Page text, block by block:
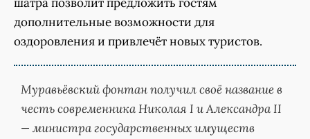
дополнительные возможности для
оздоровления и привлечёт новых туристов.
Муравьёвский фонтан получил своё название в
честь современника Николая I и Александра II
— министра государственных имуществ